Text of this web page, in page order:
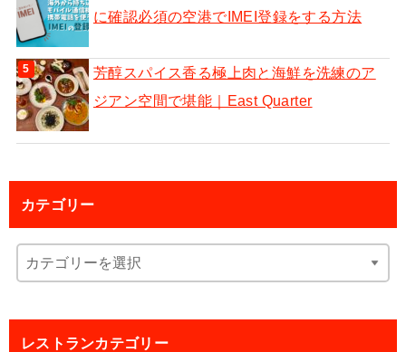
に確認必須の空港でIMEI登録をする方法
芳醇スパイス香る極上肉と海鮮を洗練のア
ジアン空間で堪能｜East Quarter
カテゴリー
レストランカテゴリー